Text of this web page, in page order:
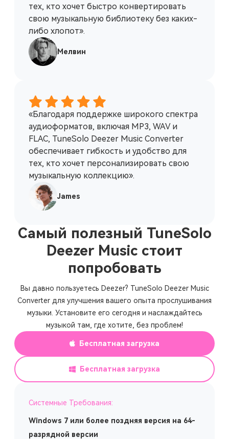
тех, кто хочет быстро конвертировать
свою музыкальную библиотеку без каких-
либо хлопот».
Мелвин
«Благодаря поддержке широкого спектра
аудиоформатов, включая MP3, WAV и
FLAC, TuneSolo Deezer Music Converter
обеспечивает гибкость и удобство для
тех, кто хочет персонализировать свою
музыкальную коллекцию».
James
Самый полезный TuneSolo
Deezer Music стоит
попробовать
Вы давно пользуетесь Deezer? TuneSolo Deezer Music
Converter для улучшения вашего опыта прослушивания
музыки. Установите его сегодня и наслаждайтесь
музыкой там, где хотите, без проблем!
Бесплатная загрузка
Бесплатная загрузка
Системные Требования:
Windows 7 или более поздняя версия на 64-
разрядной версии